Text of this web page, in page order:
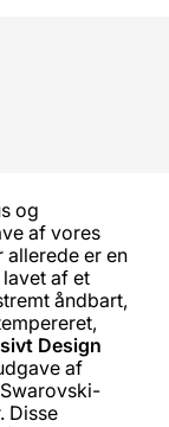
og
af vores
er en
af et
åndbart,
Design
af
Disse